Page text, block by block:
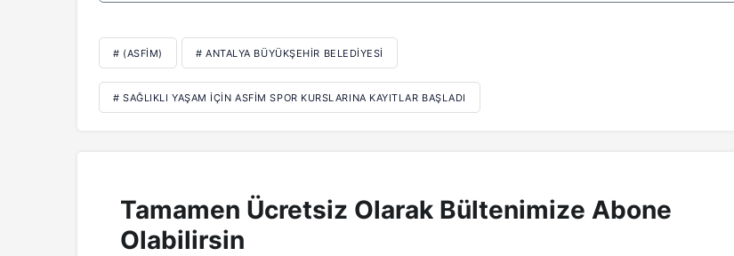
# (ASFİM) # ANTALYA BÜYÜKŞEHIR BELEDIYESI
# SAĞLIKLI YAŞAM IÇIN ASFİM SPOR KURSLARINA KAYITLAR BAŞLADI
Tamamen Ücretsiz Olarak Bültenimize Abone
Olabilirsin